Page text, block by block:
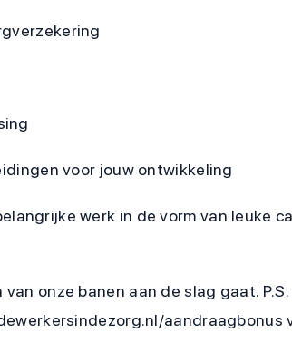
voor jouw ontwikkeling
werk in de vorm van leuke
onze banen aan de slag gaat.
aandraagbonus